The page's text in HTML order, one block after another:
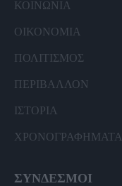
ΚΟΙΝΩΝΙΑ
ΟΙΚΟΝΟΜΙΑ
ΠΟΛΙΤΙΣΜΟΣ
ΠΕΡΙΒΑΛΛΟΝ
ΙΣΤΟΡΙΑ
ΧΡΟΝΟΓΡΑΦΗΜΑΤΑ
ΣΥΝΔΕΣΜΟΙ